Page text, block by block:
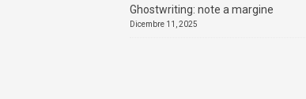
Ghostwriting: note a margine
Dicembre 11, 2025